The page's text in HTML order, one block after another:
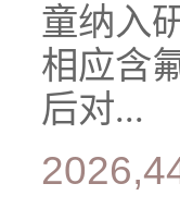
童纳入
相应含
后对...